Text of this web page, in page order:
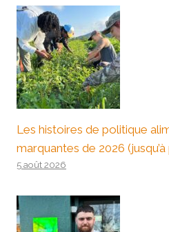
Les histoires de politique
marquantes de 2026
5 août 2026